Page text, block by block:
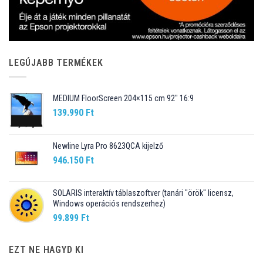
LEGÚJABB TERMÉKEK
MEDIUM FloorScreen 204×115 cm 92″ 16:9
139.990 Ft
Newline Lyra Pro 8623QCA kijelző
946.150 Ft
SOLARIS interaktív táblaszoftver (tanári "örök" licensz,
Windows operációs rendszerhez)
99.899 Ft
EZT NE HAGYD KI